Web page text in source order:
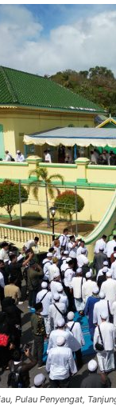
Pulau Penyengat,